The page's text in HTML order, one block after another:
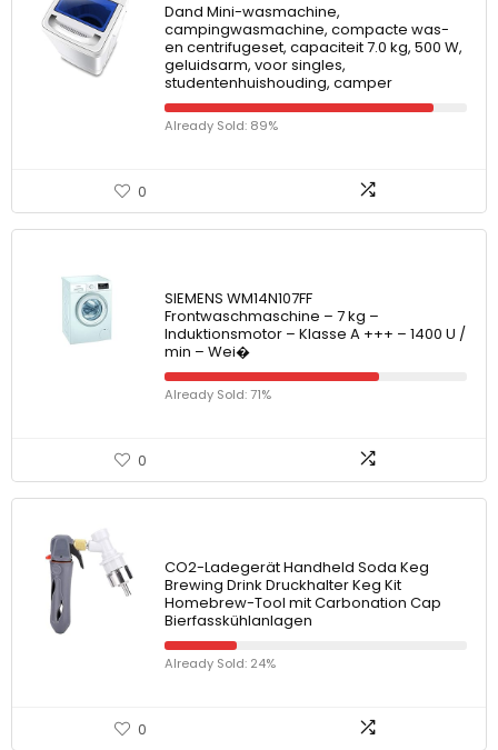
Dand Mini-wasmachine,
campingwasmachine, compacte was-
en centrifugeset, capaciteit 7.0 kg, 500 W,
geluidsarm, voor singles,
studentenhuishouding, camper
Already Sold: 89%
0
SIEMENS WM14N107FF
Frontwaschmaschine – 7 kg –
Induktionsmotor – Klasse A +++ – 1400 U /
min – Wei�
Already Sold: 71%
0
CO2-Ladegerät Handheld Soda Keg
Brewing Drink Druckhalter Keg Kit
Homebrew-Tool mit Carbonation Cap
Bierfasskühlanlagen
Already Sold: 24%
0